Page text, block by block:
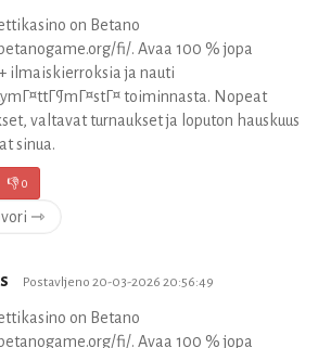
on Betano
fi/. Avaa 100 % jopa
ilmaiskierroksia ja nauti
toiminnasta. Nopeat
valtavat turnaukset ja loputon hauskuus
sinua.
👎0
⇾
Postavljeno 20-03-2026 20:56:49
on Betano
fi/. Avaa 100 % jopa